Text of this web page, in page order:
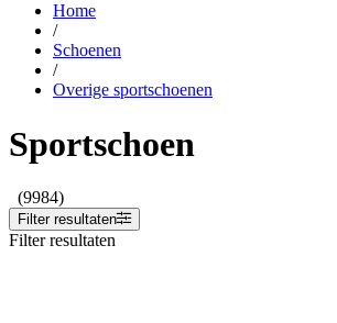
Home
/
Schoenen
/
Overige sportschoenen
Sportschoen
(9984)
Filter resultaten
Filter resultaten